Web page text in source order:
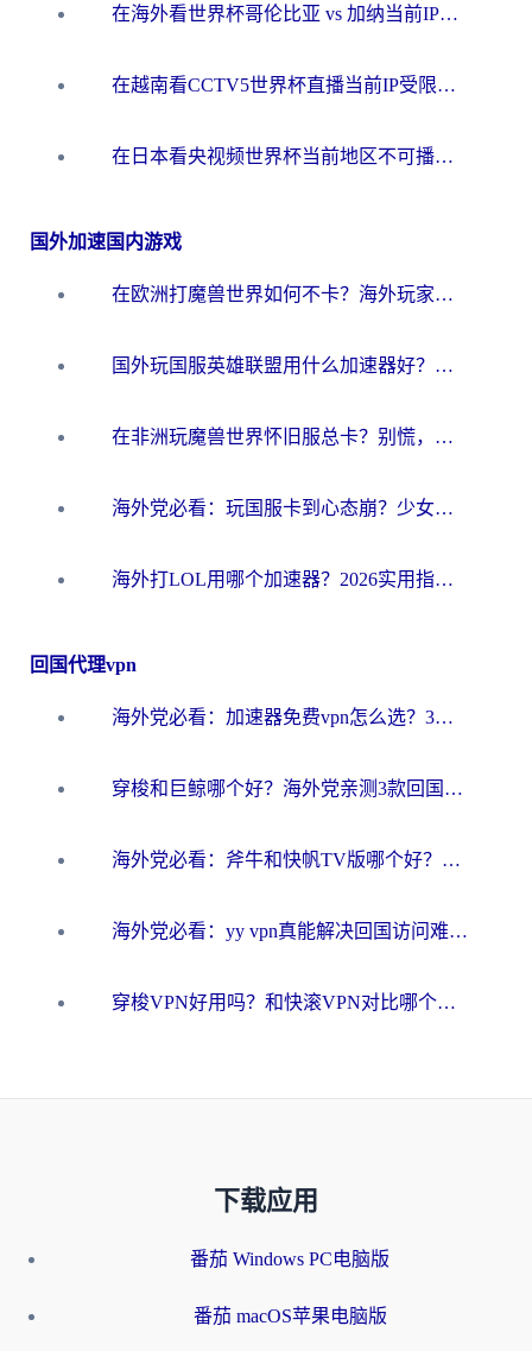
在海外看世界杯哥伦比亚 vs 加纳当前IP受限制？这篇指南帮你流畅看中文解说赛事
在越南看CCTV5世界杯直播当前IP受限制？海外党体育观赛终极指南来了
在日本看央视频世界杯当前地区不可播放？海外党体育观赛终极指南
国外加速国内游戏
在欧洲打魔兽世界如何不卡？海外玩家的国服游戏加速终极攻略
国外玩国服英雄联盟用什么加速器好？海外党亲测有效的国服游戏加速指南
在非洲玩魔兽世界怀旧服总卡？别慌，这份指南帮你丝滑开荒
海外党必看：玩国服卡到心态崩？少女前线云图计划加速器免费推荐+碧蓝航线足球世界流畅攻略
海外打LOL用哪个加速器？2026实用指南：从延迟到设备适配，一篇解决你的国服游戏痛点
回国代理vpn
海外党必看：加速器免费vpn怎么选？3步教你无缝访问国内资源
穿梭和巨鲸哪个好？海外党亲测3款回国加速器，教你避开90%的坑
海外党必看：斧牛和快帆TV版哪个好？3分钟选对回国加速器，无缝刷B站、追热剧
海外党必看：yy vpn真能解决回国访问难题？附云极initap测评+免费方案对比
穿梭VPN好用吗？和快滚VPN对比哪个回国效果更好？海外党选回国加速器必看指南
下载应用
番茄 Windows PC电脑版
番茄 macOS苹果电脑版